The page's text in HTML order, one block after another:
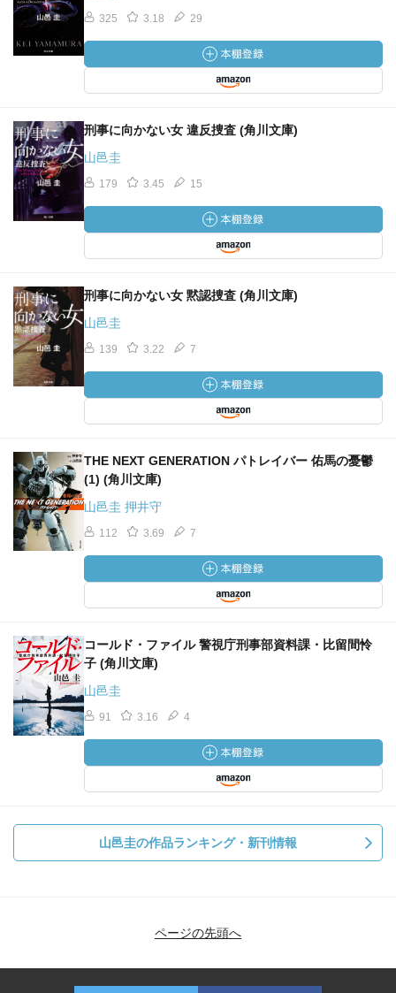
325 3.18 29
刑事に向かない女 違反捜査 (角川文庫)
山邑圭
179 3.45 15
刑事に向かない女 黙認捜査 (角川文庫)
山邑圭
139 3.22 7
THE NEXT GENERATION パトレイバー 佑馬の憂鬱
(1) (角川文庫)
山邑圭 押井守
112 3.69 7
コールド・ファイル 警視庁刑事部資料課・比留間怜
子 (角川文庫)
山邑圭
91 3.16 4
山邑圭の作品ランキング・新刊情報
ページの先頭へ